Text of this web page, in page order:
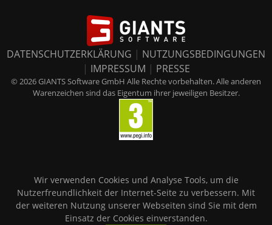
DATENSCHUTZERKLÄRUNG | NUTZUNGSBEDINGUNGEN
| IMPRESSUM | PRESSE
© 2026 GIANTS Software GmbH Alle Rechte vorbehalten. Alle anderen
Warenzeichen sind das Eigentum ihrer jeweiligen Besitzer.
Wir verwenden Cookies und Analyse Tools, um die
Nutzerfreundlichkeit der Internet-Seite zu verbessern. Mit
der weiteren Nutzung unserer Webseiten sind Sie mit dem
Einsatz der Cookies einverstanden.